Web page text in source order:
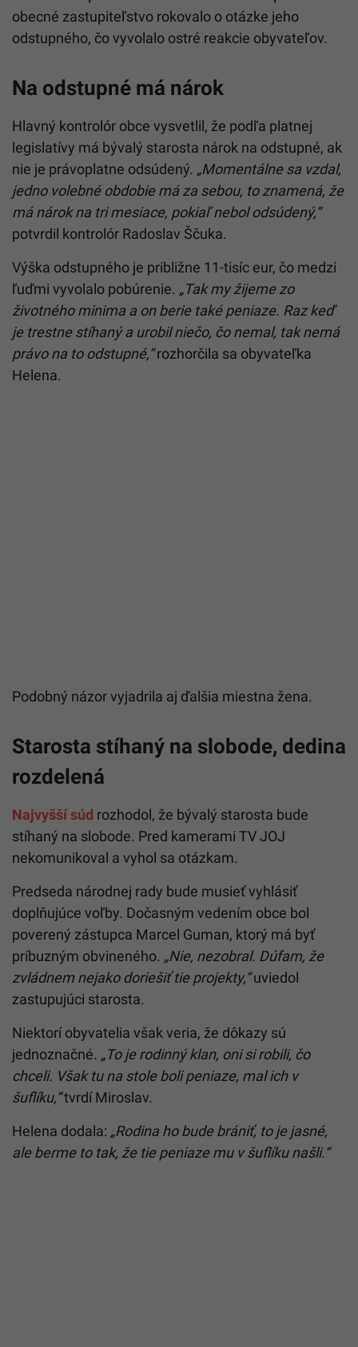
obecné zastupiteľstvo rokovalo o otázke jeho
odstupného, čo vyvolalo ostré reakcie obyvateľov.
Na odstupné má nárok
Hlavný kontrolór obce vysvetlil, že podľa platnej
legislatívy má bývalý starosta nárok na odstupné, ak
nie je právoplatne odsúdený. „Momentálne sa vzdal,
jedno volebné obdobie má za sebou, to znamená, že
má nárok na tri mesiace, pokiaľ nebol odsúdený,“
potvrdil kontrolór Radoslav Ščuka.
Výška odstupného je približne 11-tisíc eur, čo medzi
ľuďmi vyvolalo pobúrenie. „Tak my žijeme zo
životného minima a on berie také peniaze. Raz keď
je trestne stíhaný a urobil niečo, čo nemal, tak nemá
právo na to odstupné,“rozhorčila sa obyvateľka
Helena.
Podobný názor vyjadrila aj ďalšia miestna žena.
Starosta stíhaný na slobode, dedina
rozdelená
Najvyšší súd rozhodol, že bývalý starosta bude
stíhaný na slobode. Pred kamerami TV JOJ
nekomunikoval a vyhol sa otázkam.
Predseda národnej rady bude musieť vyhlásiť
doplňujúce voľby. Dočasným vedením obce bol
poverený zástupca Marcel Guman, ktorý má byť
príbuzným obvineného. „Nie, nezobral. Dúfam, že
zvládnem nejako doriešiť tie projekty,“uviedol
zastupujúci starosta.
Niektorí obyvatelia však veria, že dôkazy sú
jednoznačné. „To je rodinný klan, oni si robili, čo
chceli. Však tu na stole boli peniaze, mal ich v
šuflíku,“tvrdí Miroslav.
Helena dodala: „Rodina ho bude brániť, to je jasné,
ale berme to tak, že tie peniaze mu v šuflíku našli.“